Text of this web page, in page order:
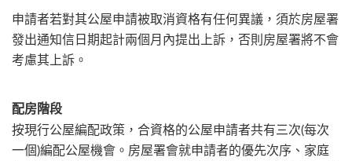
申請者若對其公屋申請被取消資格有任何異議，須於房屋署
發出通知信日期起計兩個月內提出上訴，否則房屋署將不會
考慮其上訴。
配房階段
按現行公屋編配政策，合資格的公屋申請者共有三次(每次
一個)編配公屋機會。房屋署會就申請者的優先次序、家庭